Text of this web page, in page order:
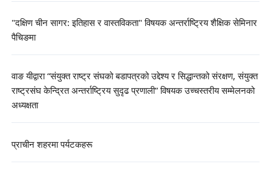
"दक्षिण चीन सागर: इतिहास र वास्तविकता" विषयक अन्तर्राष्ट्रिय शैक्षिक सेमिनार
पैचिङमा
वाङ यीद्वारा “संयुक्त राष्ट्र संघको बडापत्रको उद्देश्य र सिद्धान्तको संरक्षण, संयुक्त
राष्ट्रसंघ केन्द्रित अन्तर्राष्ट्रिय सुदृढ प्रणाली” विषयक उच्चस्तरीय सम्मेलनको
अध्यक्षता
प्राचीन शहरमा पर्यटकहरू